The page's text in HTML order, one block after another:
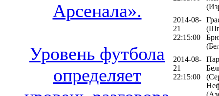
Арсенала».
Уровень футбола
определяет
2014-08-
21
22:15:00
2014-08-
21
22:15:00